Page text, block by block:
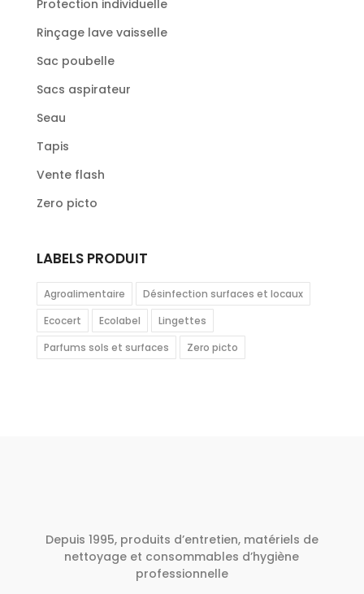
Protection individuelle
Rinçage lave vaisselle
Sac poubelle
Sacs aspirateur
Seau
Tapis
Vente flash
Zero picto
LABELS PRODUIT
Agroalimentaire
Désinfection surfaces et locaux
Ecocert
Ecolabel
Lingettes
Parfums sols et surfaces
Zero picto
Depuis 1995, produits d’entretien, matériels de
nettoyage et consommables d’hygiène
professionnelle